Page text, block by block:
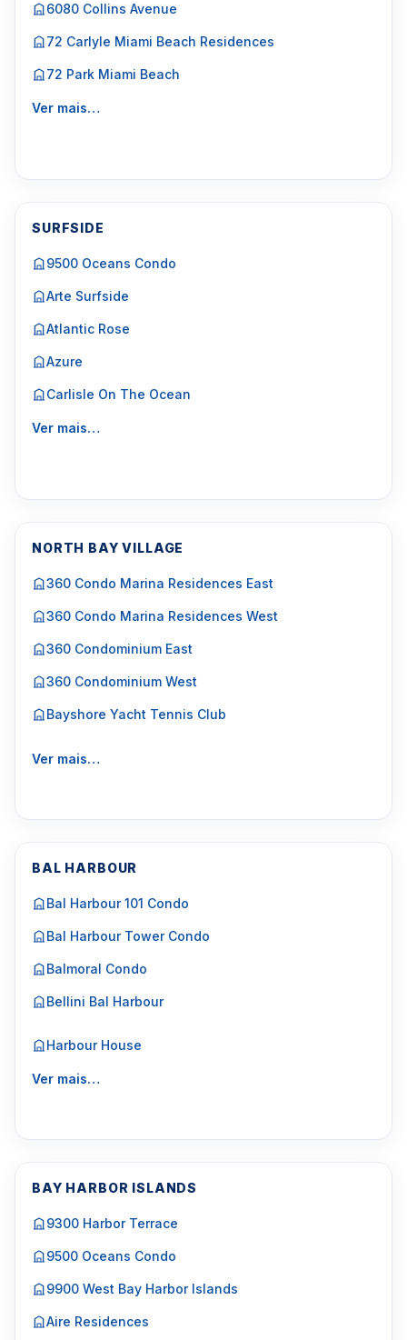
6080 Collins Avenue
72 Carlyle Miami Beach Residences
72 Park Miami Beach
Ver mais…
SURFSIDE
9500 Oceans Condo
Arte Surfside
Atlantic Rose
Azure
Carlisle On The Ocean
Ver mais…
NORTH BAY VILLAGE
360 Condo Marina Residences East
360 Condo Marina Residences West
360 Condominium East
360 Condominium West
Bayshore Yacht Tennis Club
Ver mais…
BAL HARBOUR
Bal Harbour 101 Condo
Bal Harbour Tower Condo
Balmoral Condo
Bellini Bal Harbour
Harbour House
Ver mais…
BAY HARBOR ISLANDS
9300 Harbor Terrace
9500 Oceans Condo
9900 West Bay Harbor Islands
Aire Residences